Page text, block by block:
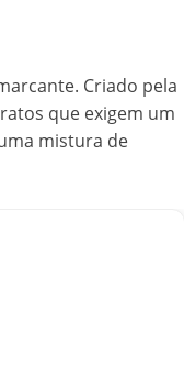
Criado pela
que exigem um
mistura de